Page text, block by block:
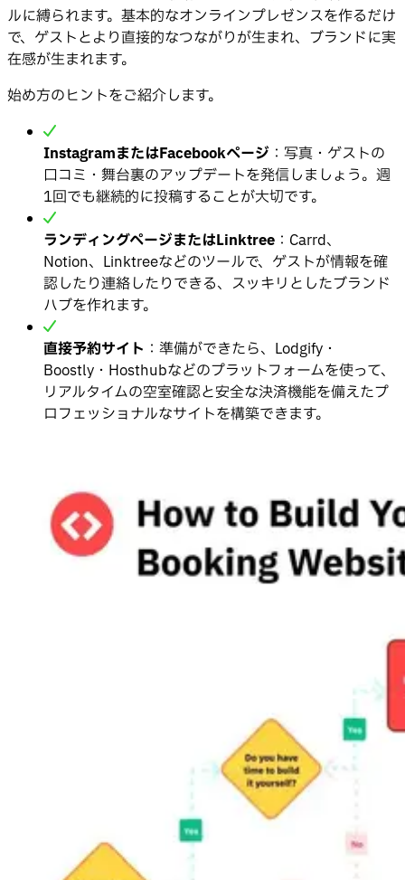
ルに縛られます。基本的なオンラインプレゼンスを作るだけ
で、ゲストとより直接的なつながりが生まれ、ブランドに実
在感が生まれます。
始め方のヒントをご紹介します。
InstagramまたはFacebookページ ：写真・ゲストの
口コミ・舞台裏のアップデートを発信しましょう。週
1回でも継続的に投稿することが大切です。
ランディングページまたはLinktree ：Carrd、
Notion、Linktreeなどのツールで、ゲストが情報を確
認したり連絡したりできる、スッキリとしたブランド
ハブを作れます。
直接予約サイト ：準備ができたら、Lodgify・
Boostly・Hosthubなどのプラットフォームを使って、
リアルタイムの空室確認と安全な決済機能を備えたプ
ロフェッショナルなサイトを構築できます。